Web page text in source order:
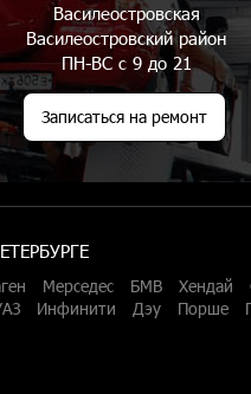
Василеостровская
Василеостровский район
ПН-ВС с 9 до 21
Записаться на ремонт
Мерседес БМВ Хендай
Инфинити Дэу Порше